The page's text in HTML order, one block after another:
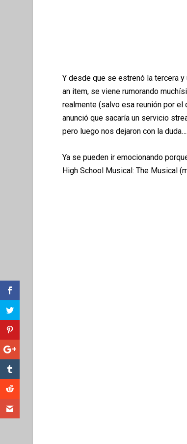
Y desde que se estrenó la tercera y
an item, se viene rumorando muchí
realmente (salvo esa reunión por el
anuncióque sacaría un servicio
pero luego nos dejaron con la
Ya se pueden ir emocionando
High School Musical: The Musical